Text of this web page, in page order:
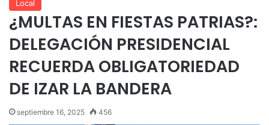
Local
¿MULTAS EN FIESTAS PATRIAS?:
DELEGACIÓN PRESIDENCIAL
RECUERDA OBLIGATORIEDAD
DE IZAR LA BANDERA
septiembre 16, 2025 456